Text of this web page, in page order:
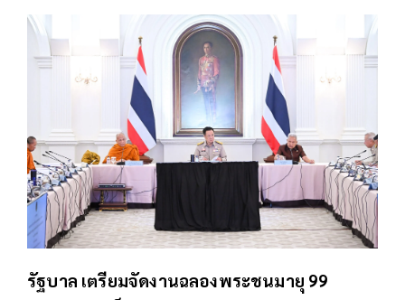
รัฐบาล เตรียมจัดงานฉลองพระชนมายุ 99